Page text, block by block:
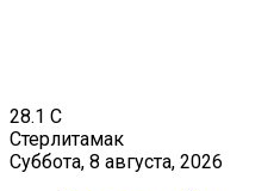
28.1 C
Стерлитамак
Суббота, 8 августа, 2026